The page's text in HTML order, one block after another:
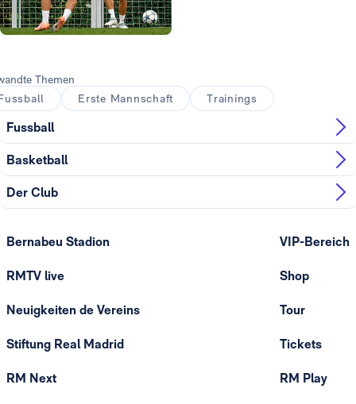
Themen
Erste Mannschaft Trainings
Fussball
Basketball
Der Club
Bernabeu Stadion
RMTV live
Neuigkeiten de Vereins
Stiftung Real Madrid
RM Next
VIP-Bereich
Shop
Tour
Tickets
RM Play